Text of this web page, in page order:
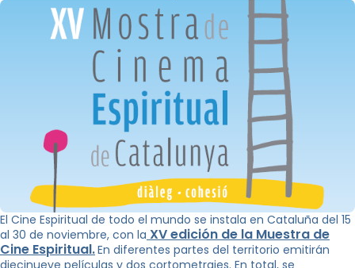
El Cine Espiritual de todo el mundo se instala en Cataluña del 15
al 30 de noviembre, con la XV edición de la Muestra de
Cine Espiritual.En diferentes partes del territorio emitirán
diecinueve películas y dos cortometrajes. En total, se